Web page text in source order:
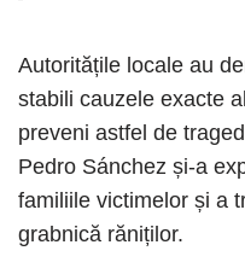
Autoritățile locale au
stabili cauzele exacte
preveni astfel de
Pedro Sánchez și-a
familiile victimelor și a
grabnică răniților.